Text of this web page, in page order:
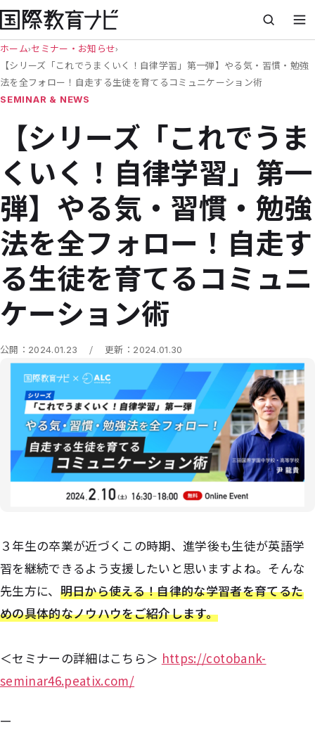
ホーム›セミナー・お知らせ›
【シリーズ「これでうまくいく！自律学習」第一弾】やる気・習慣・勉強
法を全フォロー！自走する生徒を育てるコミュニケーション術
SEMINAR & NEWS
【シリーズ「これでうま
くいく！自律学習」第一
弾】やる気・習慣・勉強
法を全フォロー！自走す
る生徒を育てるコミュニ
ケーション術
公開： 2024.01.23 / 更新： 2024.01.30
３年生の卒業が近づくこの時期、進学後も生徒が英語学
習を継続できるよう支援したいと思いますよね。そんな
先生方に、 明日から使える！自律的な学習者を育てるた
めの具体的なノウハウをご紹介します。
＜セミナーの詳細はこちら＞ https://cotobank-
seminar46.peatix.com/
—